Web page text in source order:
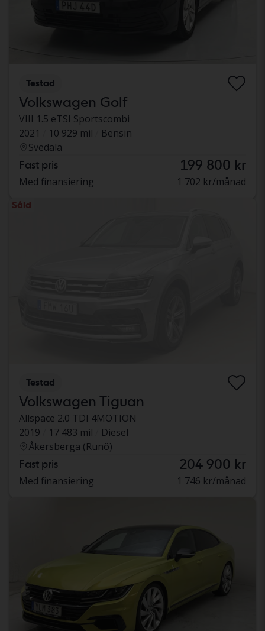
Testad
Volkswagen Golf
VIII 1.5 eTSI Sportscombi
2021
10 929 mil
Bensin
Svedala
Fast pris 199 800 kr
Med finansiering 1 702 kr/månad
Såld
Testad
Volkswagen Tiguan
Allspace 2.0 TDI 4MOTION
2019
17 483 mil
Diesel
Åkersberga (Runö)
Fast pris 204 900 kr
Med finansiering 1 746 kr/månad